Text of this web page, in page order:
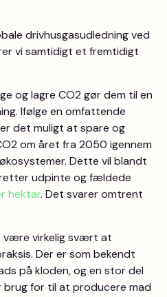
drivhusgasudledning ved
vi samtidigt et fremtidigt
og lagre CO2 gør dem til en
Ifølge en omfattende
det muligt at spare og
om året fra 2050 igennem
Dette vil blandt
udpinte og fældede
hektar. Det svarer omtrent
være virkelig svært at
Der er som bekendt
på kloden, og en stor del
brug for til at producere mad